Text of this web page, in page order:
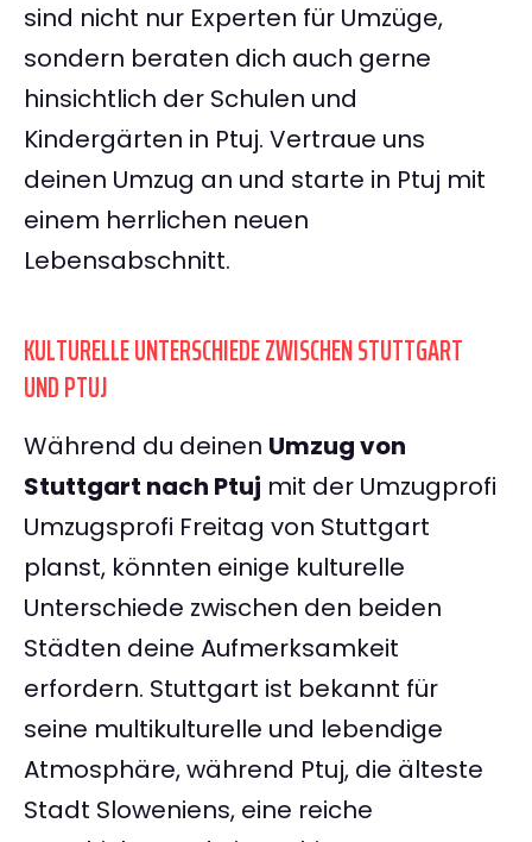
sind nicht nur Experten für Umzüge,
sondern beraten dich auch gerne
hinsichtlich der Schulen und
Kindergärten in Ptuj. Vertraue uns
deinen Umzug an und starte in Ptuj mit
einem herrlichen neuen
Lebensabschnitt.
KULTURELLE UNTERSCHIEDE ZWISCHEN STUTTGART
UND PTUJ
Während du deinen Umzug von
Stuttgart nach Ptuj mit der Umzugprofi
Umzugsprofi Freitag von Stuttgart
planst, könnten einige kulturelle
Unterschiede zwischen den beiden
Städten deine Aufmerksamkeit
erfordern. Stuttgart ist bekannt für
seine multikulturelle und lebendige
Atmosphäre, während Ptuj, die älteste
Stadt Sloweniens, eine reiche